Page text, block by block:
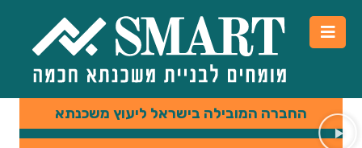
החברה המובילה בישראל ליעוץ משכנתא